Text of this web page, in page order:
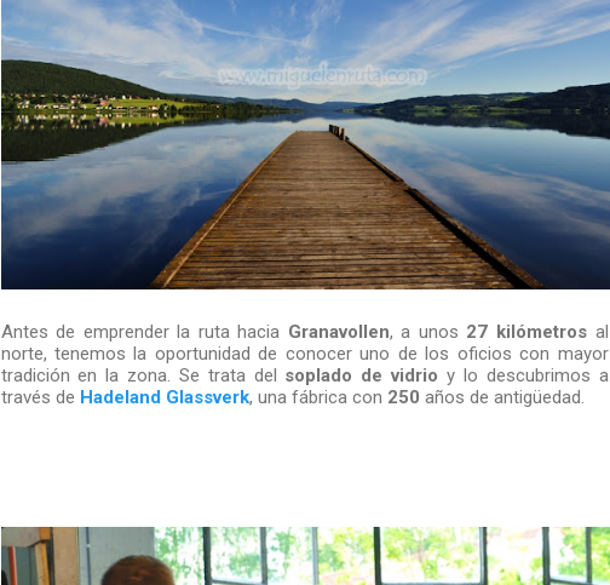
Antes de emprender la ruta hacia Granavollen, a unos 27 kilómetrosal
norte, tenemos la oportunidad de conocer uno de los oficios con mayor
tradición en la zona. Se trata del soplado de vidrio y lo descubrimos a
través de Hadeland Glassverk, una fábrica con 250 años de antigüedad.